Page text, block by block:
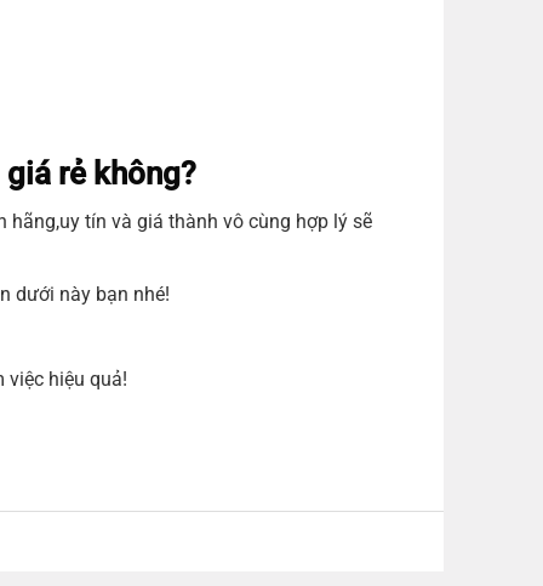
rẻ không?
tín và giá thành vô cùng hợp lý sẽ
dưới này bạn nhé!
việc hiệu quả!